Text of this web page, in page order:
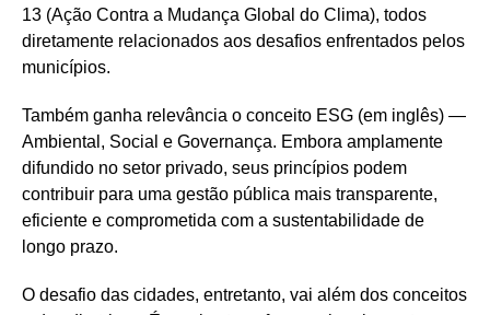
13 (Ação Contra a Mudança Global do Clima), todos
diretamente relacionados aos desafios enfrentados pelos
municípios.
Também ganha relevância o conceito ESG (em inglês) —
Ambiental, Social e Governança. Embora amplamente
difundido no setor privado, seus princípios podem
contribuir para uma gestão pública mais transparente,
eficiente e comprometida com a sustentabilidade de
longo prazo.
O desafio das cidades, entretanto, vai além dos conceitos